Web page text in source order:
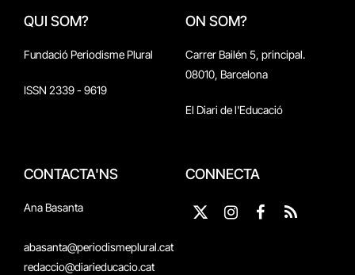
QUI SOM?
Fundació Periodisme Plural
ISSN 2339 - 9619
ON SOM?
Carrer Bailén 5, principal.
08010, Barcelona
El Diari de l'Educació
CONTACTA'NS
Ana Basanta
abasanta@periodismeplural.cat
redaccio@diarieducacio.cat
CONNECTA
X
Instagram
Facebook
RSS